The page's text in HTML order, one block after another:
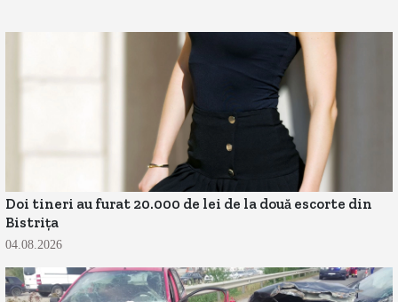
Doi tineri au furat 20.000 de lei de la două escorte din
Bistrița
04.08.2026